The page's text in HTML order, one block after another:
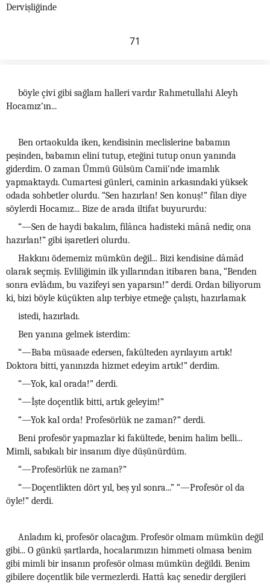
Dervişliğinde
71
böyle çivi gibi sağlam halleri vardır Rahmetullahi Aleyh
Hocamız’ın...
Ben ortaokulda iken, kendisinin meclislerine babamın
peşinden, babamın elini tutup, eteğini tutup onun yanında
giderdim. O zaman Ümmü Gülsüm Camii’nde imamlık
yapmaktaydı. Cumartesi günleri, caminin arkasındaki yüksek
odada sohbetler olurdu. “Sen hazırlan! Sen konuş!” filan diye
söylerdi Hocamız... Bize de arada iltifat buyururdu:
“—Sen de haydi bakalım, filânca hadisteki mânâ nedir, ona
hazırlan!” gibi işaretleri olurdu.
Hakkını ödememiz mümkün değil... Bizi kendisine dâmâd
olarak seçmiş. Evliliğimin ilk yıllarından itibaren bana, “Benden
sonra evlâdım, bu vazifeyi sen yaparsın!” derdi. Ordan biliyorum
ki, bizi böyle küçükten alıp terbiye etmeğe çalıştı, hazırlamak
istedi, hazırladı.
Ben yanına gelmek isterdim:
“—Baba müsaade edersen, fakülteden ayrılayım artık!
Doktora bitti, yanınızda hizmet edeyim artık!” derdim.
“—Yok, kal orada!” derdi.
“—İşte doçentlik bitti, artık geleyim!”
“—Yok kal orda! Profesörlük ne zaman?” derdi.
Beni profesör yapmazlar ki fakültede, benim halim belli...
Mimli, sabıkalı bir insanım diye düşünürdüm.
“—Profesörlük ne zaman?”
“—Doçentlikten dört yıl, beş yıl sonra...” “—Profesör ol da
öyle!” derdi.
Anladım ki, profesör olacağım. Profesör olmam mümkün değil
gibi... O günkü şartlarda, hocalarımızın himmeti olmasa benim
gibi mimli bir insanın profesör olması mümkün değildi. Benim
gibilere doçentlik bile vermezlerdi. Hattâ kaç senedir dergileri